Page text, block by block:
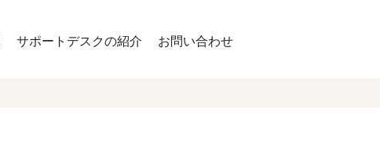
サポートデスクの紹介 お問い合わせ